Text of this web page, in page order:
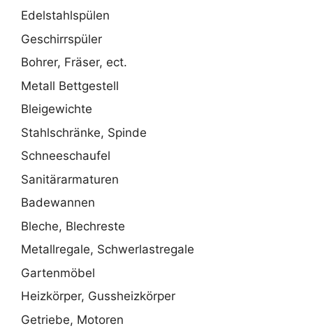
Edelstahlspülen
Geschirrspüler
Bohrer, Fräser, ect.
Metall Bettgestell
Bleigewichte
Stahlschränke, Spinde
Schneeschaufel
Sanitärarmaturen
Badewannen
Bleche, Blechreste
Metallregale, Schwerlastregale
Gartenmöbel
Heizkörper, Gussheizkörper
Getriebe, Motoren